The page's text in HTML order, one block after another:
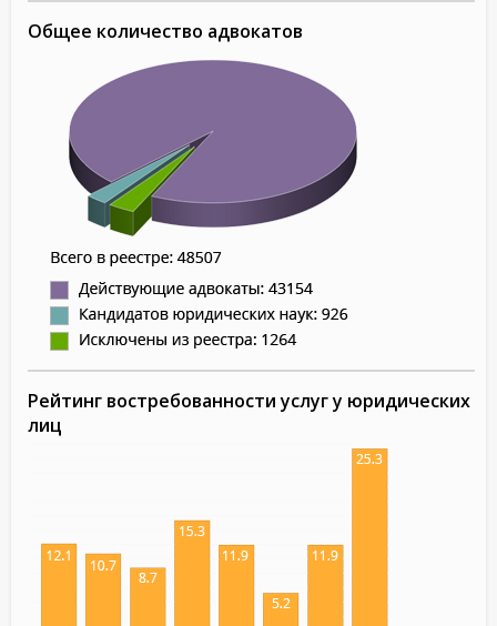
Общее количество адвокатов
Рейтинг востребованности услуг у юридических
лиц